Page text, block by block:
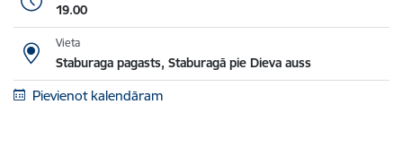
19.00
Vieta
Staburaga pagasts, Staburagā pie Dieva auss
Pievienot kalendāram